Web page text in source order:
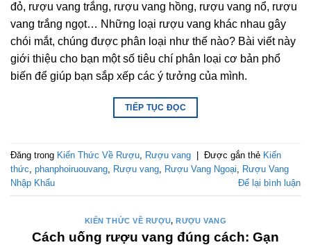
đỏ, rượu vang trắng, rượu vang hồng, rượu vang nổ, rượu
vang trắng ngọt… Những loại rượu vang khác nhau gây
chói mắt, chúng được phân loại như thế nào? Bài viết này
giới thiệu cho bạn một số tiêu chí phân loại cơ bản phổ
biến để giúp bạn sắp xếp các ý tưởng của mình.
TIẾP TỤC ĐỌC
Đăng trong Kiến Thức Về Rượu Rượu vang | Được gắn thẻ Kiến
thức phanphoiruouvang Rượu vang Rượu Vang Ngoại
Rượu Vang
Nhập Khẩu
Để lại bình luận
KIẾN THỨC VỀ RƯỢU, RƯỢU VANG
Cách uống rượu vang đúng cách: Gạn